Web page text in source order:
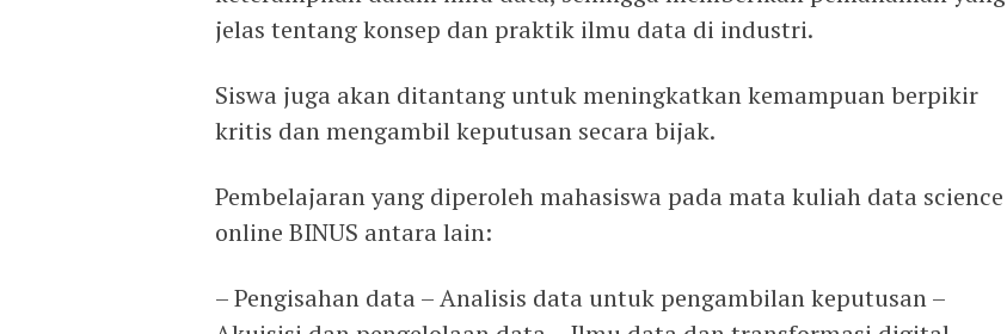
jelas tentang konsep dan praktik ilmu data di industri.
Siswa juga akan ditantang untuk meningkatkan kemampuan berpikir
kritis dan mengambil keputusan secara bijak.
Pembelajaran yang diperoleh mahasiswa pada mata kuliah data science
online BINUS antara lain:
– Pengisahan data – Analisis data untuk pengambilan keputusan –